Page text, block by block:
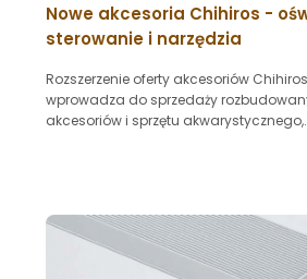
Nowe akcesoria Chihiros -
sterowanie i narzędzia
Rozszerzenie oferty akcesoriów
wprowadza do sprzedaży
akcesoriów i sprzętu